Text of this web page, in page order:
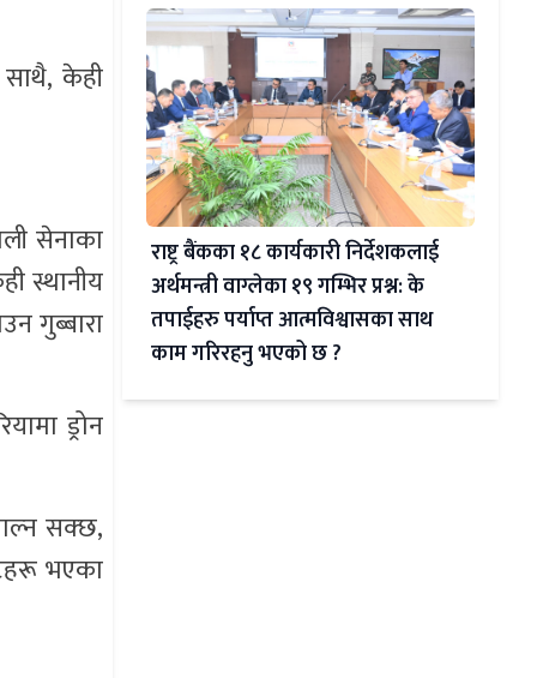
केही
सेनाका
स्थानीय
गुब्बारा
ड्रोन
सक्छ,
भएका
राष्ट्र बैंकका १८ कार्यकारी निर्देशकलाई
अर्थमन्त्री वाग्लेका १९ गम्भिर प्रश्न: के
तपाईहरु पर्याप्त आत्मविश्वासका साथ
काम गरिरहनु भएको छ ?